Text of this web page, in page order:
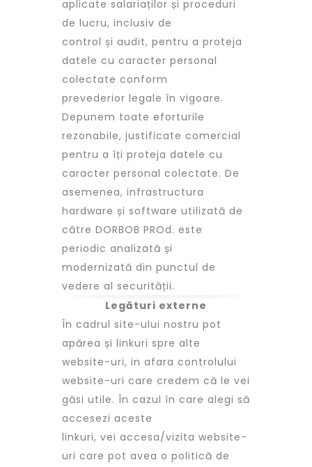
aplicate salariaților și proceduri
de lucru, inclusiv de
control și audit, pentru a proteja
datele cu caracter personal
colectate conform
prevederior legale în vigoare.
Depunem toate eforturile
rezonabile, justificate comercial
pentru a îți proteja datele cu
caracter personal colectate. De
asemenea, infrastructura
hardware și software utilizată de
către DORBOB PROd. este
periodic analizată și
modernizată din punctul de
vedere al securității.
Legături externe
În cadrul site-ului nostru pot
apărea și linkuri spre alte
website-uri, in afara controlului
website-uri care credem că le vei
găsi utile. În cazul în care alegi să
accesezi aceste
linkuri, vei accesa/vizita website-
uri care pot avea o politică de